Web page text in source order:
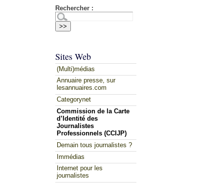
Rechercher :
Sites Web
(Multi)médias
Annuaire presse, sur
lesannuaires.com
Categorynet
Commission de la Carte
d’Identité des
Journalistes
Professionnels (CCIJP)
Demain tous journalistes ?
Immédias
Internet pour les
journalistes